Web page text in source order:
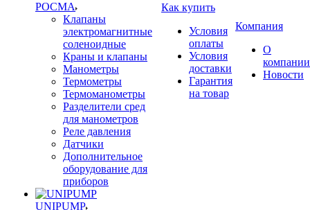
РОСМА
Клапаны
электромагнитные
соленоидные
Краны и клапаны
Манометры
Термометры
Термоманометры
Разделители сред
для манометров
Реле давления
Датчики
Дополнительное
оборудование для
приборов
UNIPUMP
Как купить
Условия
оплаты
Условия
доставки
Гарантия
на товар
Компания
О
компании
Новости